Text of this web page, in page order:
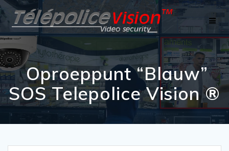
to
content
Oproeppunt “Blauw”
SOS Telepolice Vision ®